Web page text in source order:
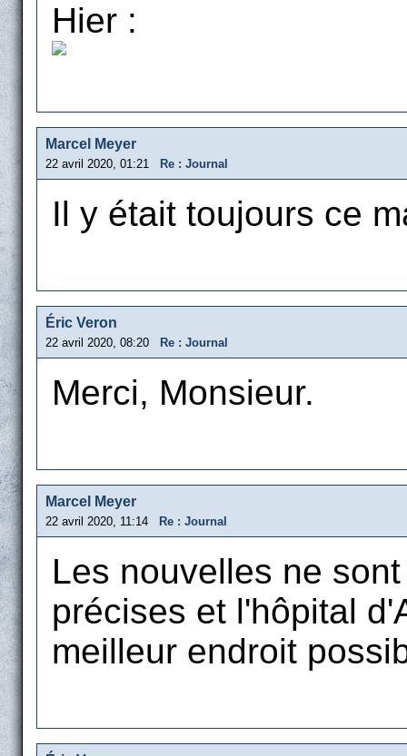
Hier :
Marcel Meyer
22 avril 2020, 01:21 Re : Journal
Il y était toujours ce
Éric Veron
22 avril 2020, 08:20 Re : Journal
Merci, Monsieur.
Marcel Meyer
22 avril 2020, 11:14 Re : Journal
Les nouvelles ne
précises et l'hôpital
meilleur endroit